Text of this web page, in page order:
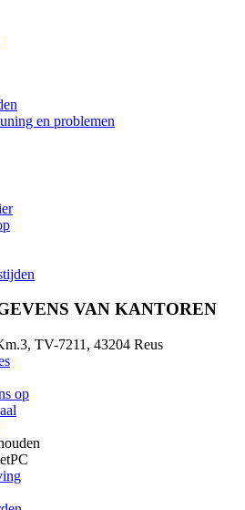
en problemen
VAN KANTOREN
TV-7211, 43204 Reus
op